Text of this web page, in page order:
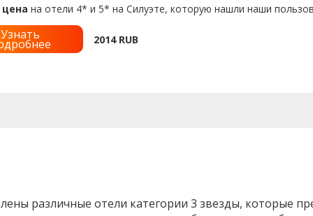
на отели 4* и 5* на Силуэте, которую нашли наши
Узнать 2014 RUB
различные отели категории 3 звезды, которые